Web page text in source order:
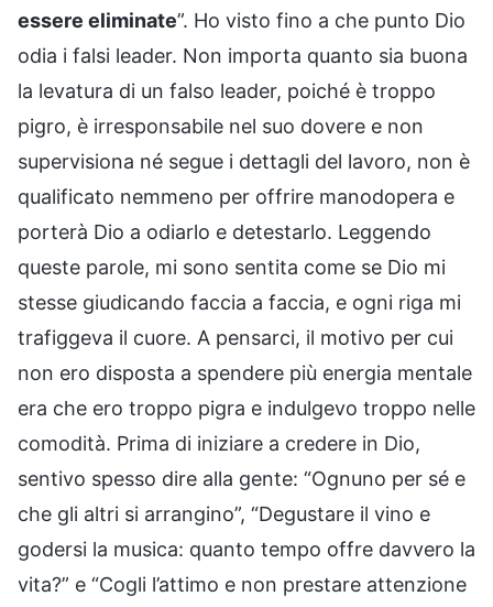
essere eliminate”. Ho visto fino a che punto Dio
odia i falsi leader. Non importa quanto sia buona
la levatura di un falso leader, poiché è troppo
pigro, è irresponsabile nel suo dovere e non
supervisiona né segue i dettagli del lavoro, non è
qualificato nemmeno per offrire manodopera e
porterà Dio a odiarlo e detestarlo. Leggendo
queste parole, mi sono sentita come se Dio mi
stesse giudicando faccia a faccia, e ogni riga mi
trafiggeva il cuore. A pensarci, il motivo per cui
non ero disposta a spendere più energia mentale
era che ero troppo pigra e indulgevo troppo nelle
comodità. Prima di iniziare a credere in Dio,
sentivo spesso dire alla gente: “Ognuno per sé e
che gli altri si arrangino”, “Degustare il vino e
godersi la musica: quanto tempo offre davvero la
vita?” e “Cogli l’attimo e non prestare attenzione